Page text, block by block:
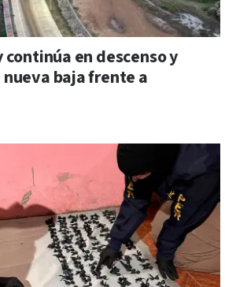
continúa en descenso y
baja frente a